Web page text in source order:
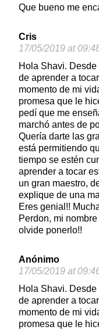
Que bueno me
Cris
17/05/2019 at
Hola Shavi.
de aprender a
momento de mi
promesa que le
pedí que me
marchó antes de
Quería darte las
está permitiendo
tiempo se estén
aprender a tocar
un gran maestro,
explique de una
Eres genial!!
Perdon, mi
olvide ponerlo!!
Anónimo
17/05/2019 at
Hola Shavi.
de aprender a
momento de mi
promesa que le